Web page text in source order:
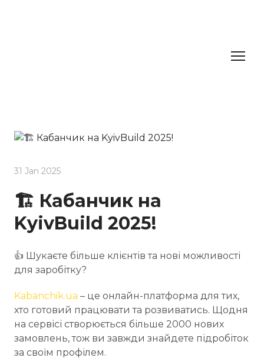
31 Jan 2025
🏗️ Кабанчик на
KyivBuild 2025!
👍 Шукаєте більше клієнтів та нові можливості
для заробітку?
Kabanchik.ua – це онлайн-платформа для тих,
хто готовий працювати та розвиватись. Щодня
на сервісі створюється більше 2000 нових
замовлень, тож ви завжди знайдете підробіток
за своїм профілем.